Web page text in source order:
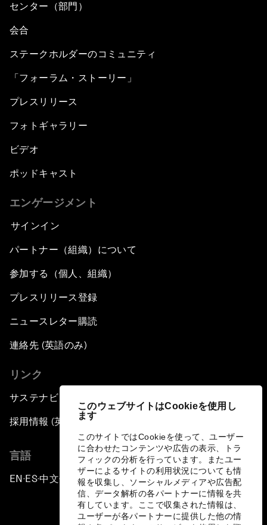
このウェブサイトはCookieを使用し
ます
このサイトではCookieを使って、ユーザー
に合わせたコンテンツや広告の表示、トラ
フィックの分析を行っています。またユー
ザーによるサイトの利用状況についても情
報を収集し、ソーシャルメディアや広告配
信、データ解析の各パートナーに情報を共
有しています。ここで収集された情報は、
ユーザーが各パートナーに提供した他の情
センター（部門）
会合
ステークホルダーのコミュニティ
「フォーラム・ストーリー」
プレスリリース
フォトギャラリー
ビデオ
ポッドキャスト
エンゲージメント
サインイン
パートナー（組織）について
参加する（個人、組織）
プレスリリース登録
ニュースレター購読
連絡先 (英語のみ)
リンク
サステナビリティへの取り組み
採用情報 (英語のみ)
言語
EN ▪ES▪中文▪ 日本語